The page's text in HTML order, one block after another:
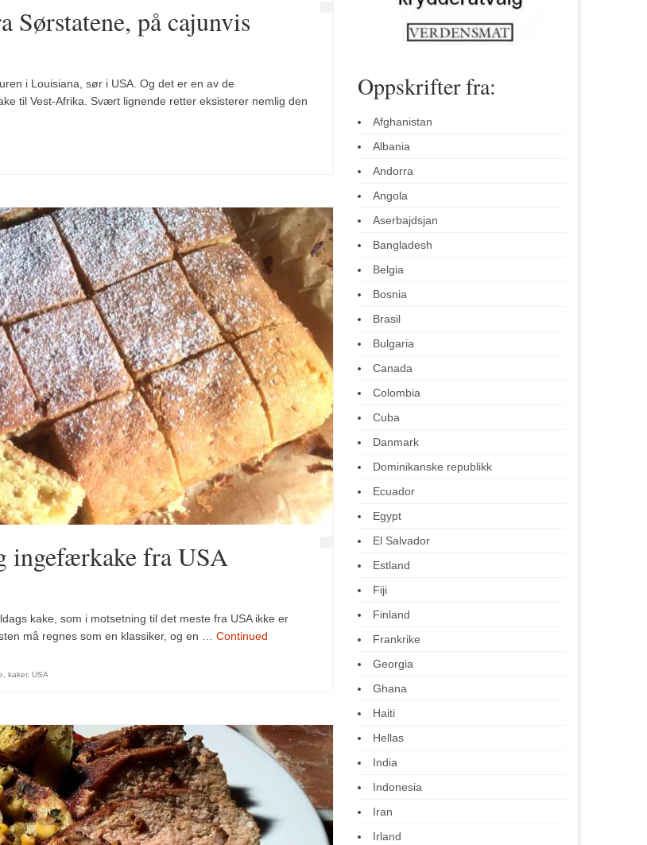
på cajunvis
i Louisiana, sør i USA. Og det er en av de
til Vest-Afrika. Svært lignende retter eksisterer nemlig den
ingefærkake fra USA
kake, som i motsetning til det meste fra USA ikke er
må regnes som en klassiker, og en … Continued
, kaker, USA
Oppskrifter fra:
Afghanistan
Albania
Andorra
Angola
Aserbajdsjan
Bangladesh
Belgia
Bosnia
Brasil
Bulgaria
Canada
Colombia
Cuba
Danmark
Dominikanske republikk
Ecuador
Egypt
El Salvador
Estland
Fiji
Finland
Frankrike
Georgia
Ghana
Haiti
Hellas
India
Indonesia
Iran
Irland